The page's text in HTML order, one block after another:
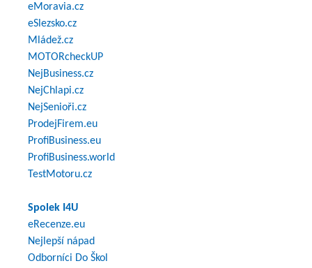
eMoravia.cz
eSlezsko.cz
Mládež.cz
MOTORcheckUP
NejBusiness.cz
NejChlapi.cz
NejSenioři.cz
ProdejFirem.eu
ProfiBusiness.eu
ProfiBusiness.world
TestMotoru.cz
Spolek I4U
eRecenze.eu
Nejlepší nápad
Odborníci Do Škol